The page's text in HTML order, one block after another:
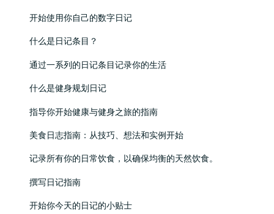
开始使用你自己的数字日记
什么是日记条目？
通过一系列的日记条目记录你的生活
什么是健身规划日记
指导你开始健康与健身之旅的指南
美食日志指南：从技巧、想法和实例开始
记录所有你的日常饮食，以确保均衡的天然饮食。
撰写日记指南
开始你今天的日记的小贴士